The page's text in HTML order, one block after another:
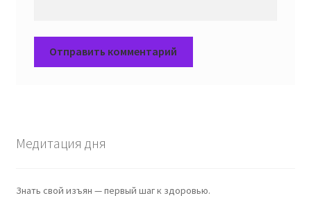
Медитация дня
Знать свой изъян — первый шаг к здоровью.